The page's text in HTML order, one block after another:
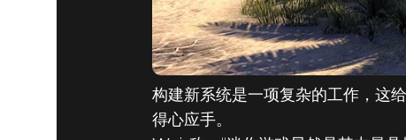
构建新系统是一项复杂的工作，这
得心应手。